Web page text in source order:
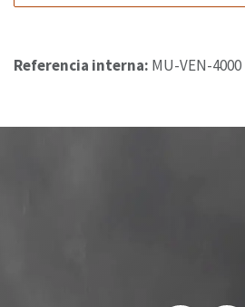
Referencia interna: MU-VEN-4000